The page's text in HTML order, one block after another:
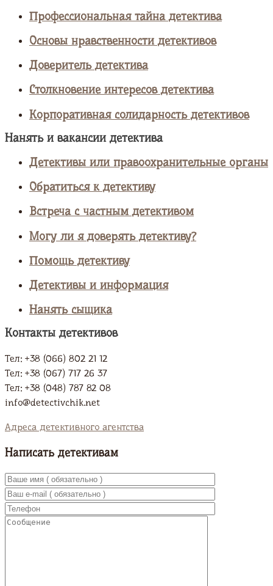
Профессиональная тайна детектива
Основы нравственности детективов
Доверитель детектива
Столкновение интересов детектива
Корпоративная солидарность детективов
Нанять и вакансии детектива
Детективы или правоохранительные органы
Обратиться к детективу
Встреча с частным детективом
Могу ли я доверять детективу?
Помощь детективу
Детективы и информация
Нанять сыщика
Контакты детективов
Тел: +38 (066) 802 21 12
Тел: +38 (067) 717 26 37
Тел: +38 (048) 787 82 08
info@detectivchik.net
Адреса детективного агентства
Написать детективам